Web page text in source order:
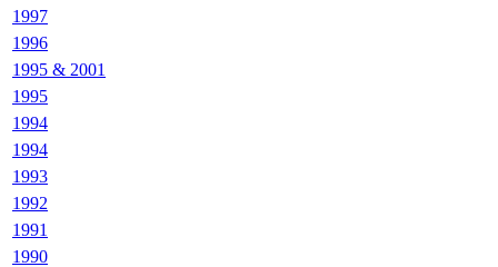
1997
1996
1995 & 2001
1995
1994
1994
1993
1992
1991
1990